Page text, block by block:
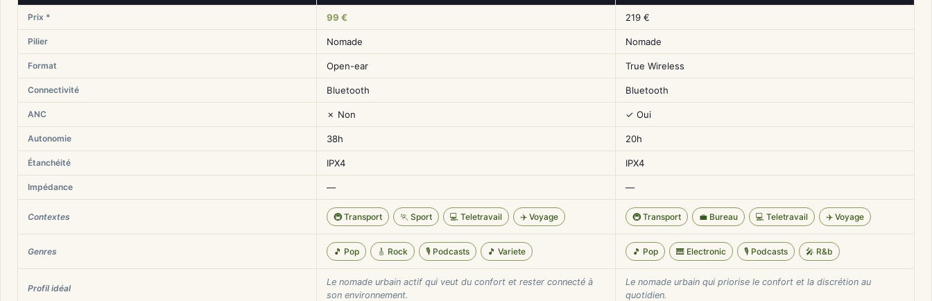
Prix * 99 € 219 €
Pilier Nomade Nomade
Format Open-ear True Wireless
Connectivité Bluetooth Bluetooth
ANC ✗ Non ✓ Oui
Autonomie 38h 20h
Étanchéité IPX4 IPX4
Impédance — —
Contextes 🚇 Transport 🏃 Sport 💻 Teletravail ✈️ Voyage 🚇 Transport 💼 Bureau 💻 Teletravail ✈️ Voyage
Genres 🎵 Pop 🎸 Rock 🎙️ Podcasts 🎵 Variete 🎵 Pop 🎹 Electronic 🎙️ Podcasts 🎤 R&b
Profil idéal
Le nomade urbain actif qui veut du confort et rester connecté à
son environnement.
Le nomade urbain qui priorise le confort et la discrétion au
quotidien.